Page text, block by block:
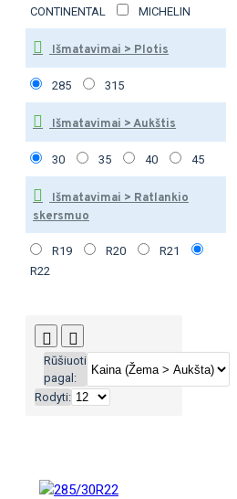
CONTINENTAL
MICHELIN
Išmatavimai > Plotis
285 315
Išmatavimai > Aukštis
30 35 40 45
Išmatavimai > Ratlankio
skersmuo
R19 R20
R21
R22
Rūšiuoti
pagal:
Rodyti: